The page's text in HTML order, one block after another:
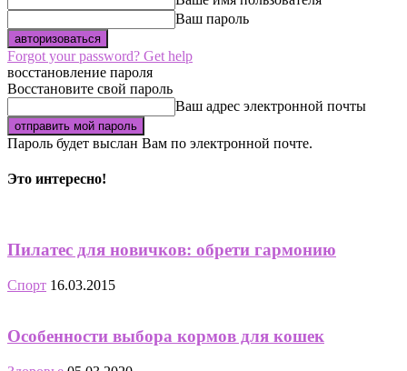
Ваш пароль
Forgot your password? Get help
восстановление пароля
Восстановите свой пароль
Ваш адрес электронной почты
Пароль будет выслан Вам по электронной почте.
Это интересно!
Пилатес для новичков: обрети гармонию
Спорт 16.03.2015
Особенности выбора кормов для кошек